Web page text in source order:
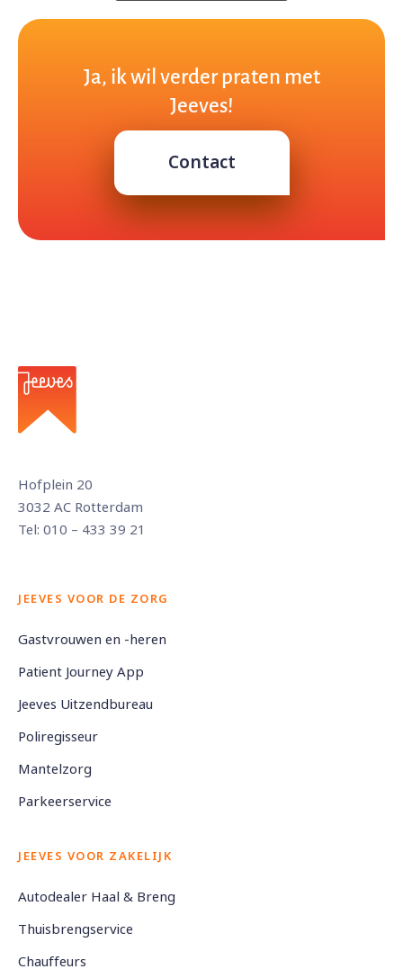
Ja, ik wil verder praten met
Jeeves!
Contact
Hofplein 20
3032 AC Rotterdam
Tel: 010 – 433 39 21
JEEVES VOOR DE ZORG
Gastvrouwen en -heren
Patient Journey App
Jeeves Uitzendbureau
Poliregisseur
Mantelzorg
Parkeerservice
JEEVES VOOR ZAKELIJK
Autodealer Haal & Breng
Thuisbrengservice
Chauffeurs